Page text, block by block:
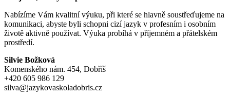
Nabízíme Vám kvalitní výuku, při které se hlavně soustřeďujeme na
komunikaci, abyste byli schopni cizí jazyk v profesním i osobním
životě aktivně používat. Výuka probíhá v příjemném a přátelském
prostředí.
Silvie Božková
Komenského nám. 454, Dobříš
+420 605 986 129
silva@jazykovaskoladobris.cz